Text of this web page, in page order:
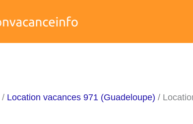
/ Location vacances 971 (Guadeloupe) /